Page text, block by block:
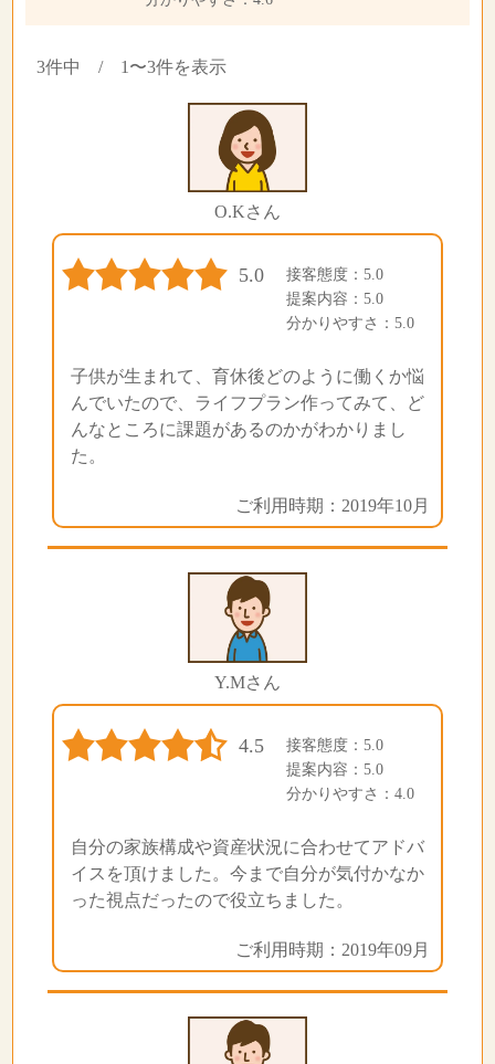
3件中 / 1〜3件を表示
O.Kさん
5.0
接客態度：5.0
提案内容：5.0
分かりやすさ：5.0
子供が生まれて、育休後どのように働くか悩
んでいたので、ライフプラン作ってみて、ど
んなところに課題があるのかがわかりまし
た。
ご利用時期：2019年10月
Y.Mさん
4.5
接客態度：5.0
提案内容：5.0
分かりやすさ：4.0
自分の家族構成や資産状況に合わせてアドバ
イスを頂けました。今まで自分が気付かなか
った視点だったので役立ちました。
ご利用時期：2019年09月